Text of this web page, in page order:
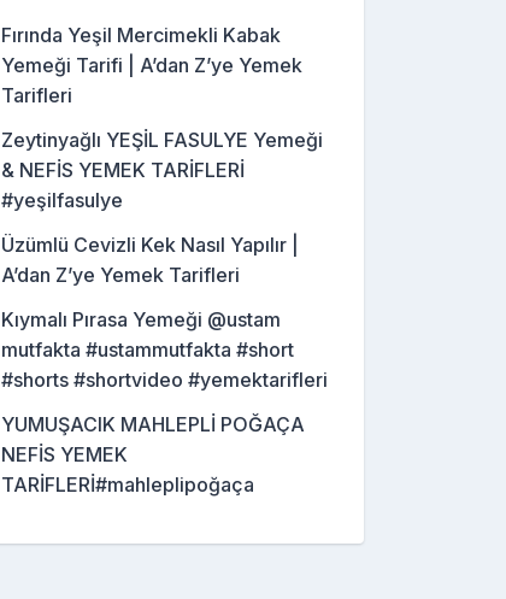
Fırında Yeşil Mercimekli Kabak
Yemeği Tarifi | A’dan Z’ye Yemek
Tarifleri
Zeytinyağlı YEŞİL FASULYE Yemeği
& NEFİS YEMEK TARİFLERİ
#yeşilfasulye
Üzümlü Cevizli Kek Nasıl Yapılır |
A’dan Z’ye Yemek Tarifleri
Kıymalı Pırasa Yemeği @ustam
mutfakta #ustammutfakta #short
#shorts #shortvideo #yemektarifleri
YUMUŞACIK MAHLEPLİ POĞAÇA
NEFİS YEMEK
TARİFLERİ#mahleplipoğaça